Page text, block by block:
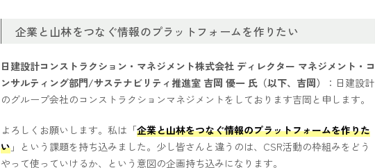
企業と山林をつなぐ情報のプラットフォームを作りたい
日建設計コンストラクション・マネジメント株式会社 ディレクター マネジメント・コ
ンサルティング部門/サステナビリティ推進室 吉岡 優一 氏（以下、吉岡）
：日建設計
のグループ会社のコンストラクションマネジメントをしております吉岡と申します。
よろしくお願いします。私は「企業と山林をつなぐ情報のプラットフォームを作りた
い 」という課題を持ち込みました。少し皆さんと違うのは、CSR活動の枠組みをどう
やって使っていけるか、という意図の企画持ち込みになります。